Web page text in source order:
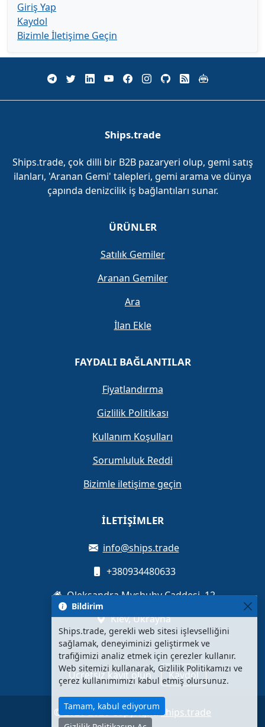
Giriş Yap
Kaydol
Bizimle İletişime Geçin
Ships.trade
Ships.trade, çok dilli bir B2B pazaryeri olup, gemi satış
ilanları, 'Aranan Gemi' talepleri, gemi arama ve dünya
çapında denizcilik iş bağlantıları sunar.
ÜRÜNLER
Satılık Gemiler
Aranan Gemiler
Ara
İlan Ekle
FAYDALI BAĞLANTILAR
Fiyatlandırma
Gizlilik Politikası
Kullanım Koşulları
Sorumluluk Reddi
Bizimle iletişime geçin
İLETIŞIMLER
info@ships.trade
+380934480633
Oleksandra Myshuhy Caddesi, 12
Kiev, Ukrayna
Ücretsiz kayıt olun Kaydol
© 2020-2026 Copyright:ships.trade
Bildirim
Ships.trade, gerekli web sitesi işlevselliğini
sağlamak, deneyiminizi geliştirmek ve
trafiğimizi analiz etmek için çerezler kullanır.
Web sitemizi kullanarak, Gizlilik Politikamızı ve
çerez kullanımımızı kabul etmiş olursunuz.
Tamam, kabul ediyorum